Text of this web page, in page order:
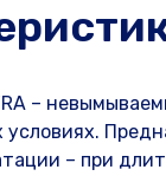
–
условиях.
– при